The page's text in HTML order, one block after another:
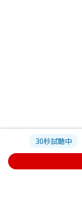
30秒試聴中